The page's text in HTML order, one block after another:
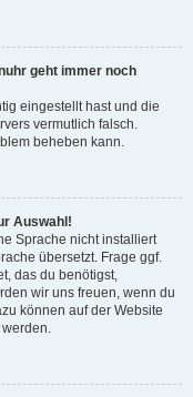
geht immer noch
eingestellt hast und die
vermutlich falsch.
beheben kann.
Auswahl!
Sprache nicht installiert
übersetzt. Frage ggf.
das du benötigst,
wir uns freuen, wenn du
können auf der Website